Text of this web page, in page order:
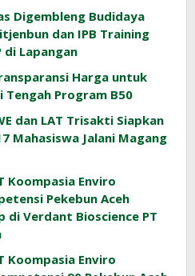
Digembleng Budidaya
dan IPB Training
di Lapangan
Harga untuk
Tengah Program B50
dan LAT Trisakti Siapkan
Mahasiswa Jalani Magang
Koompasia Enviro
Pekebun Aceh
di Verdant Bioscience PT
Koompasia Enviro